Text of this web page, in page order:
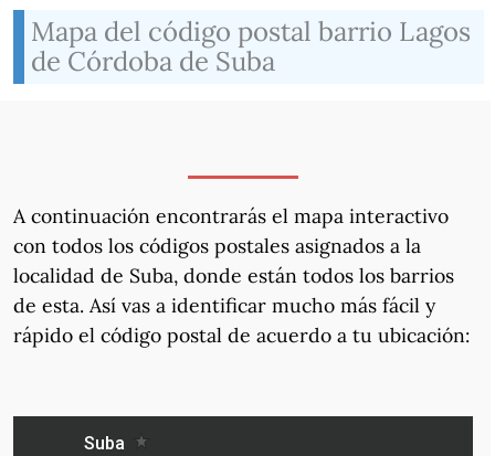
Mapa del código postal barrio Lagos
de Córdoba de Suba
A continuación encontrarás el mapa interactivo
con todos los códigos postales asignados a la
localidad de Suba, donde están todos los barrios
de esta. Así vas a identificar mucho más fácil y
rápido el código postal de acuerdo a tu ubicación: